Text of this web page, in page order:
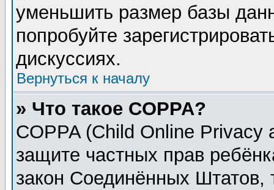
уменьшить размер базы
попробуйте
дискуссиях.
Вернуться к началу
» Что такое COPPA?
COPPA (Child Online Privacy
защите частных прав
закон Соединённых Штатов,